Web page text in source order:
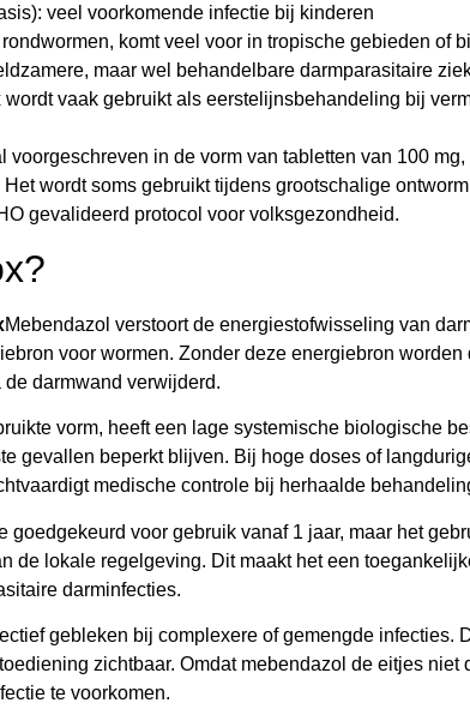
veel voorkomende infectie bij kinderen
komt veel voor in tropische gebieden of
maar wel behandelbare darmparasitaire
vaak gebruikt als eerstelijnsbehandeling bij
voorgeschreven in de vorm van tabletten van 100
wordt soms gebruikt tijdens grootschalige
gevalideerd protocol voor volksgezondheid.
Mebendazol verstoort de energiestofwisseling van
voor wormen. Zonder deze energiebron
darmwand verwijderd.
vorm, heeft een lage systemische biologische
gevallen beperkt blijven. Bij hoge doses of
medische controle bij herhaalde
goedgekeurd voor gebruik vanaf 1 jaar, maar het
de lokale regelgeving. Dit maakt het een
darminfecties.
gebleken bij complexere of gemengde infecties.
zichtbaar. Omdat mebendazol de eitjes niet
te voorkomen.